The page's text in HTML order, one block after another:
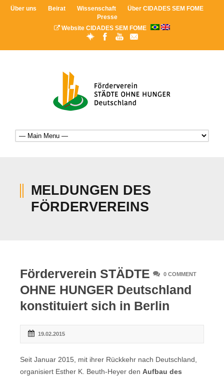
Über uns Beirat Wissenschaft
Über CIDADES SEM FOME
Presse
Website CIDADES SEM FOME
MELDUNGEN DES
FÖRDERVEREINS
0 COMMENT
Förderverein STÄDTE
OHNE HUNGER Deutschland
konstituiert sich in Berlin
19.02.2015
Seit Januar 2015, mit ihrer Rückkehr nach Deutschland,
organisiert Esther K. Beuth-Heyer den Aufbau des